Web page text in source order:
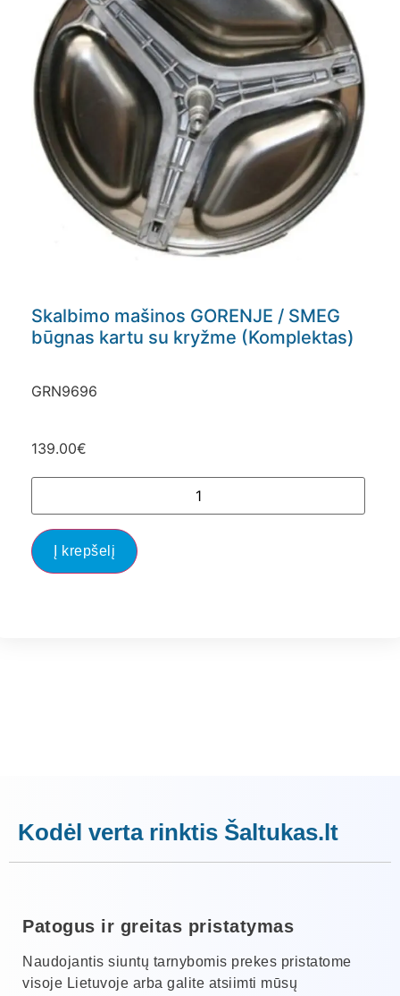
Skalbimo mašinos GORENJE / SMEG
būgnas kartu su kryžme (Komplektas)
GRN9696
139.00€
Į krepšelį
Kodėl verta rinktis Šaltukas.lt
Patogus ir greitas pristatymas
Naudojantis siuntų tarnybomis prekes pristatome
visoje Lietuvoje arba galite atsiimti mūsų